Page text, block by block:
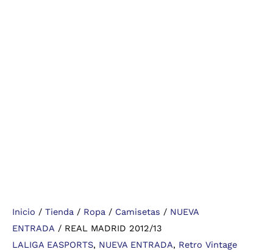
Inicio / Tienda / Ropa / Camisetas / NUEVA
ENTRADA / REAL MADRID 2012/13
LALIGA EASPORTS, NUEVA ENTRADA, Retro Vintage